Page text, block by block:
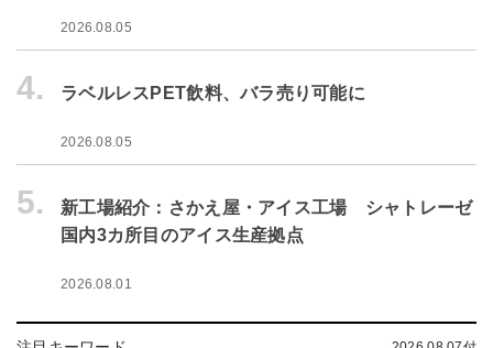
2026.08.05
4. ラベルレスPET飲料、バラ売り可能に
2026.08.05
5.
新工場紹介：さかえ屋・アイス工場 シャトレーゼ
国内3カ所目のアイス生産拠点
2026.08.01